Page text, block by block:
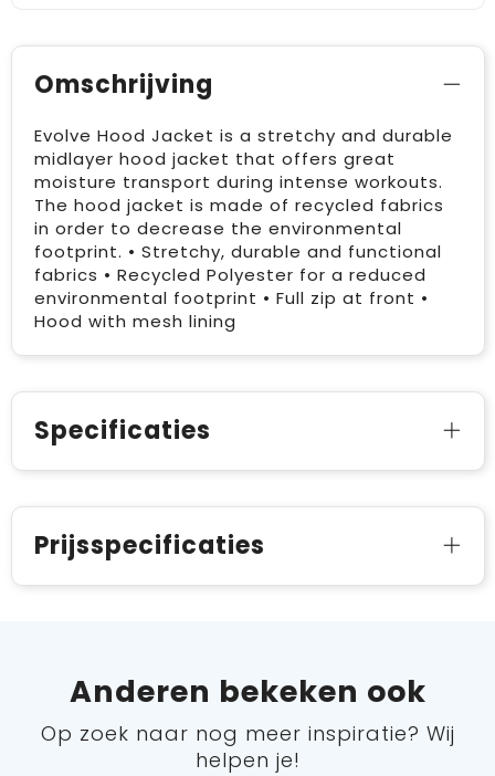
Omschrijving
Evolve Hood Jacket is a stretchy and durable
midlayer hood jacket that offers great
moisture transport during intense workouts.
The hood jacket is made of recycled fabrics
in order to decrease the environmental
footprint. • Stretchy, durable and functional
fabrics • Recycled Polyester for a reduced
environmental footprint • Full zip at front •
Hood with mesh lining
Specificaties
Prijsspecificaties
Anderen bekeken ook
Op zoek naar nog meer inspiratie? Wij
helpen je!